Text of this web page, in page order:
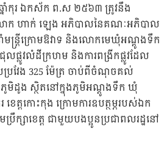
នាំកុរ ឯកស័ក ព.ស ២៥៦៣ ត្រូវនឹង
លោក ហាក់ ឡេង អភិបាលនៃគណៈអភិបាល
ន្ត្រីក្រោមឱវាទ និងលោកមេឃុំអណ្តូងទឹក
ផ្លូវលំដីក្រហម និងការពង្រីកផ្លូវដែល
រវែង 325 ម៉ែត្រ ចាប់ពីចំណុចគល់
ដូង ស្ថិតនៅក្នុងភូមិអណ្ដូងទឹក ឃុំ
ត្តកោះកុង ក្រោមការឧបត្ថម្ភរបស់ឯក
ក្សាខេត្ត ជាមួយបងប្អូនប្រជាពលរដ្ឋនៅ